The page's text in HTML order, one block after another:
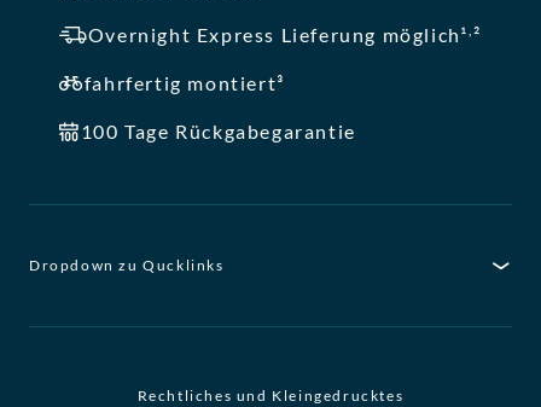
Overnight Express Lieferung möglich¹,²
fahrfertig montiert³
100 Tage Rückgabegarantie
Dropdown zu Qucklinks
Rechtliches und Kleingedrucktes